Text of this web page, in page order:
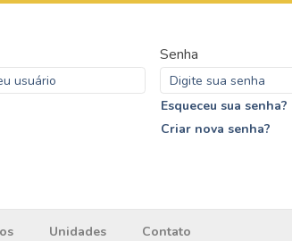
Senha
Esqueceu sua senha?
Criar nova senha?
Unidades Contato